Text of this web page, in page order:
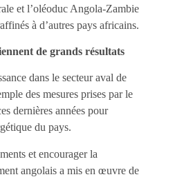
et l’oléoduc Angola-Zambie
à d’autres pays africains.
de grands résultats
dans le secteur aval de
des mesures prises par le
dernières années pour
du pays.
et encourager la
angolais a mis en œuvre de